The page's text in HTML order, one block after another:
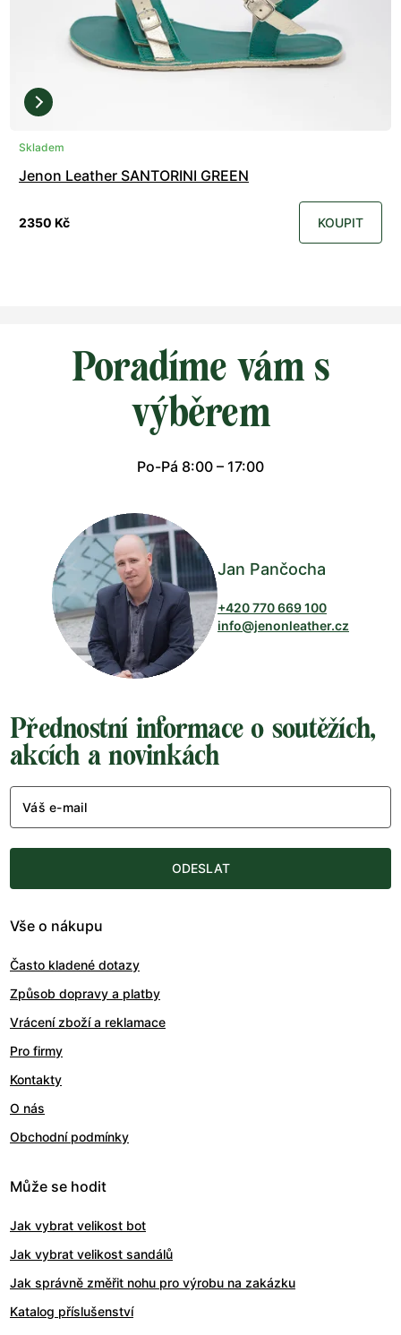
Skladem
Jenon Leather SANTORINI GREEN
2350 Kč KOUPIT
Poradíme vám s
výběrem
Po-Pá 8:00 – 17:00
Jan Pančocha
+420 770 669 100
info@jenonleather.cz
Přednostní informace o soutěžích,
akcích a novinkách
Váš e-mail
ODESLAT
Vše o nákupu
Často kladené dotazy
Způsob dopravy a platby
Vrácení zboží a reklamace
Pro firmy
Kontakty
O nás
Obchodní podmínky
Může se hodit
Jak vybrat velikost bot
Jak vybrat velikost sandálů
Jak správně změřit nohu pro výrobu na zakázku
Katalog příslušenství